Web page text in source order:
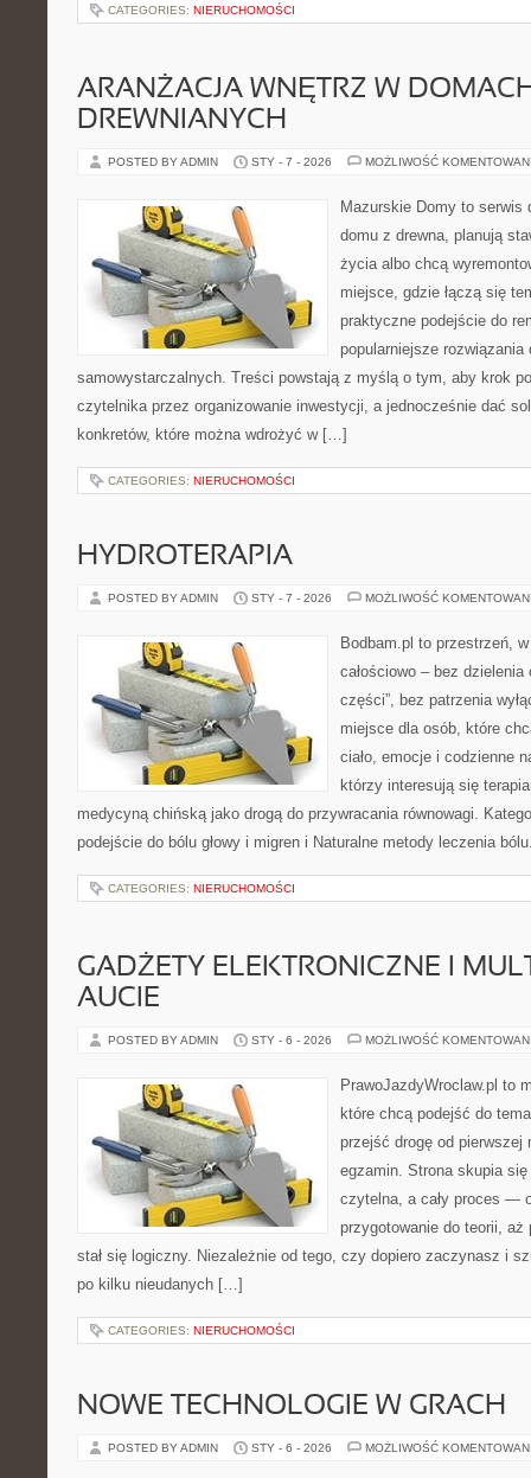
CATEGORIES: NIERUCHOMOŚCI
ARANŻACJA WNĘTRZ W
DREWNIANYCH
POSTED BY ADMIN STY - 7 - 2026 MOŻLIWOŚĆ
Mazurskie Domy to serwis
domu z drewna, planują
życia albo chcą
miejsce, gdzie łączą się
praktyczne podejście do
popularniejsze rozwiązania
samowystarczalnych. Treści powstają z myślą o tym, aby krok
czytelnika przez organizowanie inwestycji, a jednocześnie dać
konkretów, które można wdrożyć w […]
CATEGORIES: NIERUCHOMOŚCI
HYDROTERAPIA
POSTED BY ADMIN STY - 7 - 2026 MOŻLIWOŚĆ
Bodbam.pl to przestrzeń,
całościowo – bez dzielenia
części”, bez patrzenia
miejsce dla osób, które
ciało, emocje i codzienne
którzy interesują się
medycyną chińską jako drogą do przywracania równowagi.
podejście do bólu głowy i migren i Naturalne metody leczenia
CATEGORIES: NIERUCHOMOŚCI
GADŻETY ELEKTRONICZNE I
AUCIE
POSTED BY ADMIN STY - 6 - 2026 MOŻLIWOŚĆ
PrawoJazdyWroclaw.pl to
które chcą podejść do
przejść drogę od
egzamin. Strona skupia
czytelna, a cały proces —
przygotowanie do teorii,
stał się logiczny. Niezależnie od tego, czy dopiero zaczynasz i
po kilku nieudanych […]
CATEGORIES: NIERUCHOMOŚCI
NOWE TECHNOLOGIE W GRACH
POSTED BY ADMIN STY - 6 - 2026 MOŻLIWOŚĆ